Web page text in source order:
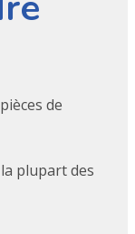
de
plupart des